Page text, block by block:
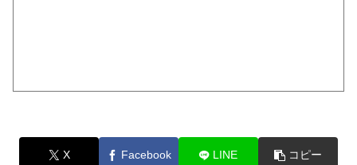
X Facebook LINE コピー